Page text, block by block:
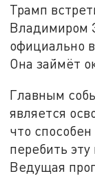
Трамп
Владимиром
официально
Она займёт
Главным
является
что
перебить
Ведущая